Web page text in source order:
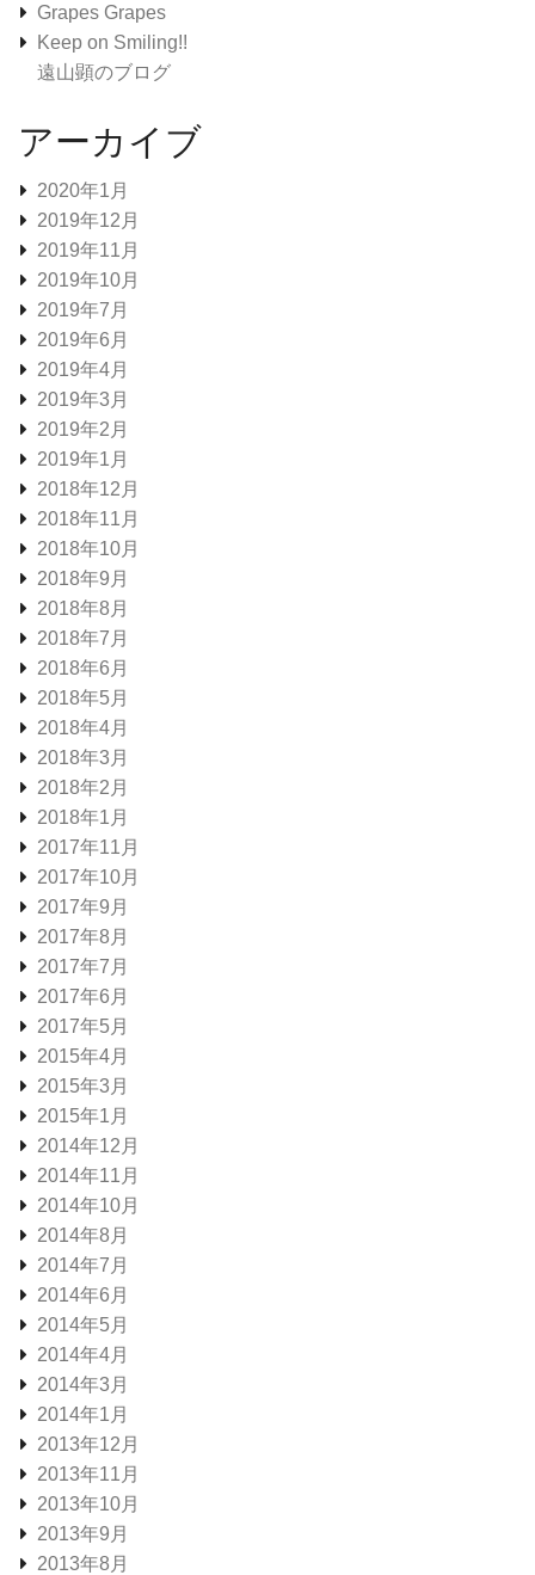
Grapes Grapes
Keep on Smiling!!
遠山顕のブログ
アーカイブ
2020年1月
2019年12月
2019年11月
2019年10月
2019年7月
2019年6月
2019年4月
2019年3月
2019年2月
2019年1月
2018年12月
2018年11月
2018年10月
2018年9月
2018年8月
2018年7月
2018年6月
2018年5月
2018年4月
2018年3月
2018年2月
2018年1月
2017年11月
2017年10月
2017年9月
2017年8月
2017年7月
2017年6月
2017年5月
2015年4月
2015年3月
2015年1月
2014年12月
2014年11月
2014年10月
2014年8月
2014年7月
2014年6月
2014年5月
2014年4月
2014年3月
2014年1月
2013年12月
2013年11月
2013年10月
2013年9月
2013年8月